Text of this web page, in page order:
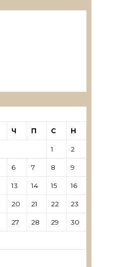
Ч П С Н
1 2
6 7 8 9
13 14 15 16
20 21 22 23
27 28 29 30